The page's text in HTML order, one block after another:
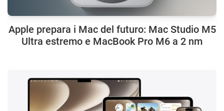
Apple prepara i Mac del futuro: Mac Studio M5
Ultra estremo e MacBook Pro M6 a 2 nm